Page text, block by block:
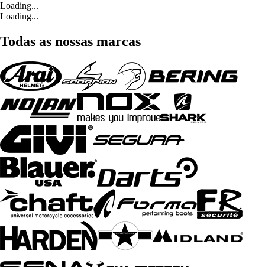
Loading...
Loading...
Todas as nossas marcas